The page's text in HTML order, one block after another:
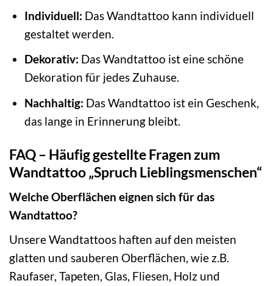
Individuell: Das Wandtattoo kann individuell
gestaltet werden.
Dekorativ: Das Wandtattoo ist eine schöne
Dekoration für jedes Zuhause.
Nachhaltig: Das Wandtattoo ist ein Geschenk,
das lange in Erinnerung bleibt.
FAQ – Häufig gestellte Fragen zum
Wandtattoo „Spruch Lieblingsmenschen“
Welche Oberflächen eignen sich für das
Wandtattoo?
Unsere Wandtattoos haften auf den meisten
glatten und sauberen Oberflächen, wie z.B.
Raufaser, Tapeten, Glas, Fliesen, Holz und